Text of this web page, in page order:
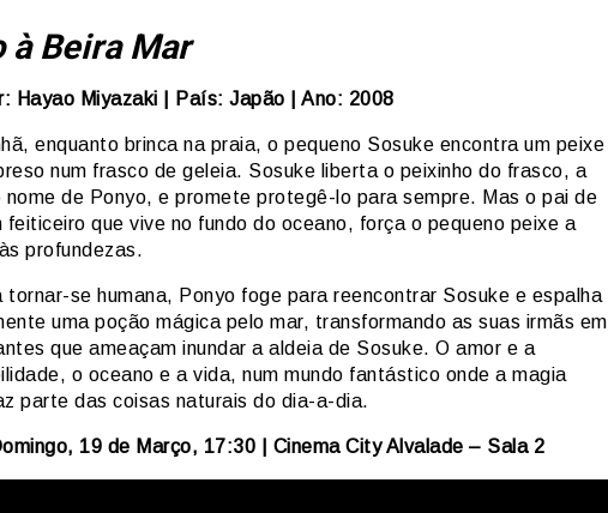
à Beira Mar
Hayao Miyazaki | País: Japão | Ano: 2008
enquanto brinca na praia, o pequeno Sosuke encontra um peixe
num frasco de geleia. Sosuke liberta o peixinho do frasco, a
nome de Ponyo, e promete protegê-lo para sempre. Mas o pai de
feiticeiro que vive no fundo do oceano, força o pequeno peixe a
profundezas.
tornar-se humana, Ponyo foge para reencontrar Sosuke e espalha
uma poção mágica pelo mar, transformando as suas irmãs em
que ameaçam inundar a aldeia de Sosuke. O amor e a
o oceano e a vida, num mundo fantástico onde a magia
parte das coisas naturais do dia-a-dia.
19 de Março, 17:30 | Cinema City Alvalade – Sala 2